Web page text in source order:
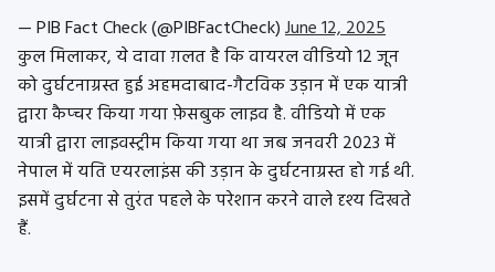
— PIB Fact Check (@PIBFactCheck)June 12, 2025
कुल मिलाकर, ये दावा ग़लत है कि वायरल वीडियो 12 जून
को दुर्घटनाग्रस्त हुई अहमदाबाद-गैटविक उड़ान में एक यात्री
द्वारा कैप्चर किया गया फ़ेसबुक लाइव है. वीडियो में एक
यात्री द्वारा लाइवस्ट्रीम किया गया था जब जनवरी 2023 में
नेपाल में यति एयरलाइंस की उड़ान के दुर्घटनाग्रस्त हो गई थी.
इसमें दुर्घटना से तुरंत पहले के परेशान करने वाले दृश्य दिखते
हैं.